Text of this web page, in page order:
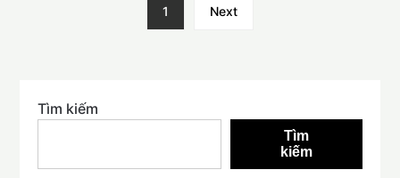
1 Next
Tìm kiếm
Tìm
kiếm